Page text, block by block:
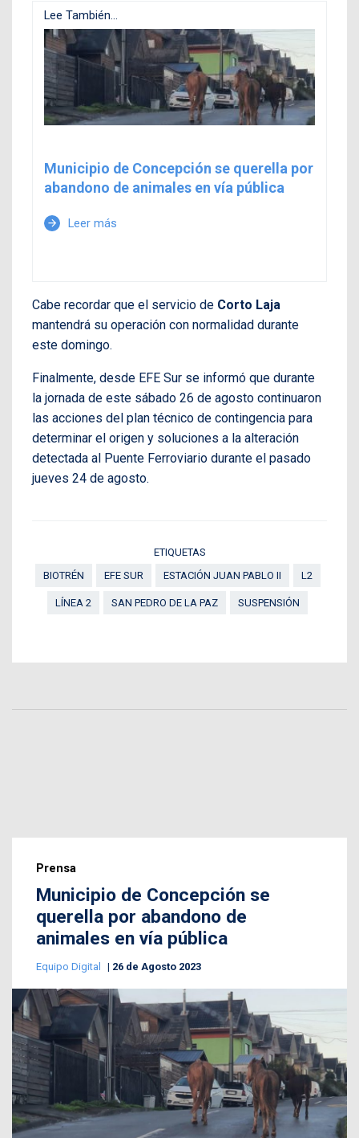
Lee También...
Municipio de Concepción se querella por
abandono de animales en vía pública
arrow_forward Leer más
Cabe recordar que el servicio de Corto Laja
mantendrá su operación con normalidad durante
este domingo.
Finalmente, desde EFE Sur se informó que durante
la jornada de este sábado 26 de agosto continuaron
las acciones del plan técnico de contingencia para
determinar el origen y soluciones a la alteración
detectada al Puente Ferroviario durante el pasado
jueves 24 de agosto.
ETIQUETAS
BIOTRÉN
EFE SUR ESTACIÓN JUAN PABLO II L2
LÍNEA 2 SAN PEDRO DE LA PAZ SUSPENSIÓN
Prensa
Municipio de Concepción se
querella por abandono de
animales en vía pública
Equipo Digital 26 de Agosto 2023